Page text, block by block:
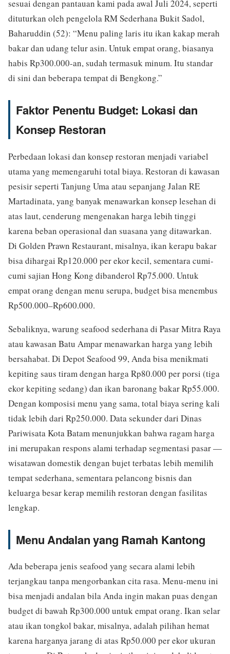
sesuai dengan pantauan kami pada awal Juli 2024, seperti
dituturkan oleh pengelola RM Sederhana Bukit Sadol,
Baharuddin (52): “Menu paling laris itu ikan kakap merah
bakar dan udang telur asin. Untuk empat orang, biasanya
habis Rp300.000-an, sudah termasuk minum. Itu standar
di sini dan beberapa tempat di Bengkong.”
Faktor Penentu Budget: Lokasi dan
Konsep Restoran
Perbedaan lokasi dan konsep restoran menjadi variabel
utama yang memengaruhi total biaya. Restoran di kawasan
pesisir seperti Tanjung Uma atau sepanjang Jalan RE
Martadinata, yang banyak menawarkan konsep lesehan di
atas laut, cenderung mengenakan harga lebih tinggi
karena beban operasional dan suasana yang ditawarkan.
Di Golden Prawn Restaurant, misalnya, ikan kerapu bakar
bisa dihargai Rp120.000 per ekor kecil, sementara cumi-
cumi sajian Hong Kong dibanderol Rp75.000. Untuk
empat orang dengan menu serupa, budget bisa menembus
Rp500.000–Rp600.000.
Sebaliknya, warung seafood sederhana di Pasar Mitra Raya
atau kawasan Batu Ampar menawarkan harga yang lebih
bersahabat. Di Depot Seafood 99, Anda bisa menikmati
kepiting saus tiram dengan harga Rp80.000 per porsi (tiga
ekor kepiting sedang) dan ikan baronang bakar Rp55.000.
Dengan komposisi menu yang sama, total biaya sering kali
tidak lebih dari Rp250.000. Data sekunder dari Dinas
Pariwisata Kota Batam menunjukkan bahwa ragam harga
ini merupakan respons alami terhadap segmentasi pasar —
wisatawan domestik dengan bujet terbatas lebih memilih
tempat sederhana, sementara pelancong bisnis dan
keluarga besar kerap memilih restoran dengan fasilitas
lengkap.
Menu Andalan yang Ramah Kantong
Ada beberapa jenis seafood yang secara alami lebih
terjangkau tanpa mengorbankan cita rasa. Menu-menu ini
bisa menjadi andalan bila Anda ingin makan puas dengan
budget di bawah Rp300.000 untuk empat orang. Ikan selar
atau ikan tongkol bakar, misalnya, adalah pilihan hemat
karena harganya jarang di atas Rp50.000 per ekor ukuran